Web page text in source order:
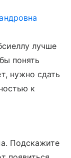
лучше
понять
нужно сдать
к
Подскажите